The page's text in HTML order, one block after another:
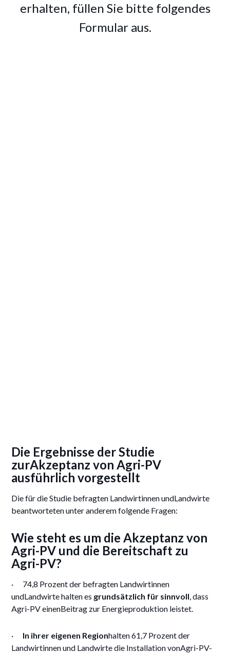
erhalten, füllen Sie bitte folgendes
Formular aus.
Die Ergebnisse der Studie
zurAkzeptanz von Agri-PV
ausführlich vorgestellt
Die für die Studie befragten Landwirtinnen undLandwirte
beantworteten unter anderem folgende Fragen:
Wie steht es um die Akzeptanz von
Agri-PV und die Bereitschaft zu
Agri-PV?
· 74,8 Prozent der befragten Landwirtinnen
undLandwirte halten es grundsätzlich für sinnvoll, dass
Agri-PV einenBeitrag zur Energieproduktion leistet.
· In ihrer eigenen Regionhalten 61,7 Prozent der
Landwirtinnen und Landwirte die Installation vonAgri-PV-